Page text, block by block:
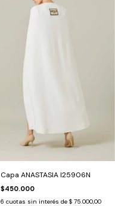
Capa ANASTASIA I25906N
$450.000
6 cuotas sin interés de $ 75.000,00